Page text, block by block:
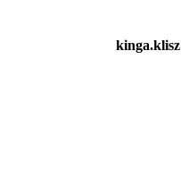
kinga.klisz